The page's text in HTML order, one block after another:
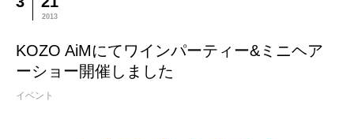
2013
KOZO AiMにてワインパーティー&ミニヘア
ーショー開催しました
イベント